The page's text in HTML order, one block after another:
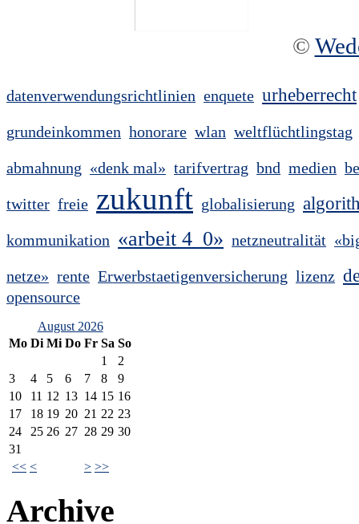
©
datenverwendungsrichtlinien enquete urheberrecht
grundeinkommen honorare wlan weltflüchtlingstag
abmahnung «denk mal» tarifvertrag bnd medien
twitter freie zukunft globalisierung
kommunikation «arbeit 4_0» netzneutralität
netze» rente Erwerbstaetigenversicherung lizenz
opensource
August 2026
Mo Di Mi Do Fr Sa So
1
2
3
4 5 6 7 8
9
10
11 12 13 14 15 16
17
18 19 20 21 22 23
24
25 26 27 28 29 30
31
<< < > >>
Archive